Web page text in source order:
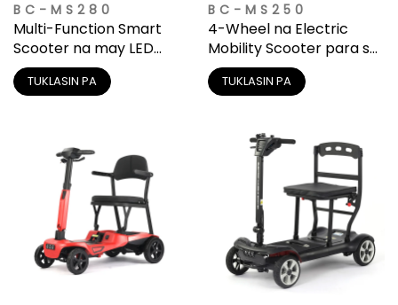
BC-MS280
Multi-Function Smart
Scooter na may LED
Lights at Storage Basket
TUKLASIN PA
BC-MS250
4-Wheel na Electric
Mobility Scooter para sa
Lahat ng Uri ng Terreno
(Maaaring I-customize)
TUKLASIN PA